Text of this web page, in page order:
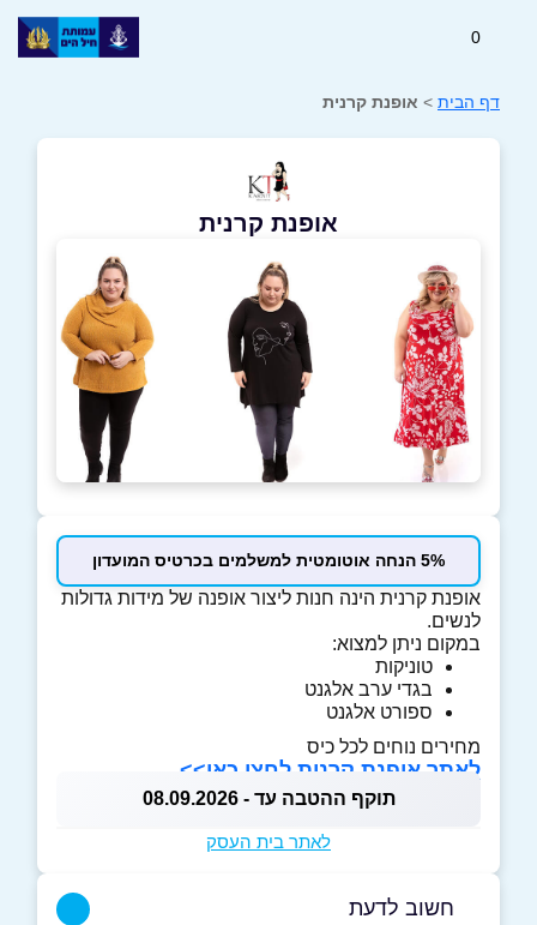
0
דף הבית > אופנת קרנית
אופנת קרנית
5% הנחה אוטומטית למשלמים בכרטיס המועדון
אופנת קרנית הינה חנות ליצור אופנה של מידות גדולות
לנשים.
במקום ניתן למצוא:
טוניקות
בגדי ערב אלגנט
ספורט אלגנט
מחירים נוחים לכל כיס
לאתר אופנת קרנית לחצו כאן>>
תוקף ההטבה עד - 08.09.2026
לאתר בית העסק
חשוב לדעת